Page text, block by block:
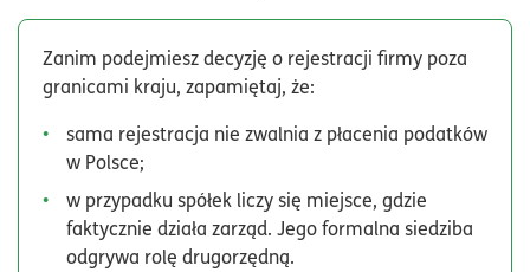
Zanim podejmiesz decyzję o rejestracji firmy poza
granicami kraju, zapamiętaj, że:
sama rejestracja nie zwalnia z płacenia podatków
w Polsce;
w przypadku spółek liczy się miejsce, gdzie
faktycznie działa zarząd. Jego formalna siedziba
odgrywa rolę drugorzędną.